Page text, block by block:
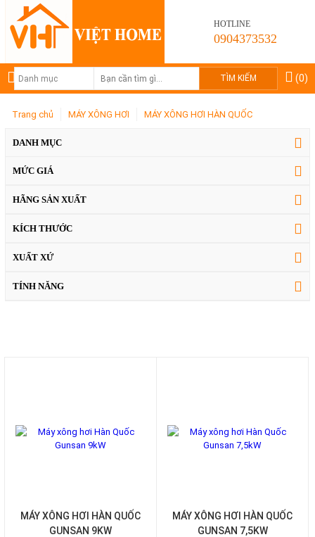
HOTLINE
0904373532
(0)
Trang chủ
Sản phẩm
TỦ BẾP ĐẸP
TỦ BẾP NHẬP KHẨU
TỦ BẾP GIÁ RẺ
TỦ BẾP NHÀ PHỐ
TỦ BẾP HIỆN ĐẠI
PHÒNG XÔNG HƠI NHẬP KHẨU
PHÒNG XÔNG HƠI GIÁ RẺ
PHÒNG XÔNG HƠI GIA ĐÌNH
PHÒNG XÔNG HƠI MINI
Trang chủ MÁY XÔNG HƠI MÁY XÔNG HƠI HÀN QUỐC
DANH MỤC
MỨC GIÁ
HÃNG SẢN XUẤT
KÍCH THƯỚC
XUẤT XỨ
TÍNH NĂNG
MÁY XÔNG HƠI HÀN QUỐC
GUNSAN 9KW
MÁY XÔNG HƠI HÀN QUỐC
GUNSAN 7,5KW